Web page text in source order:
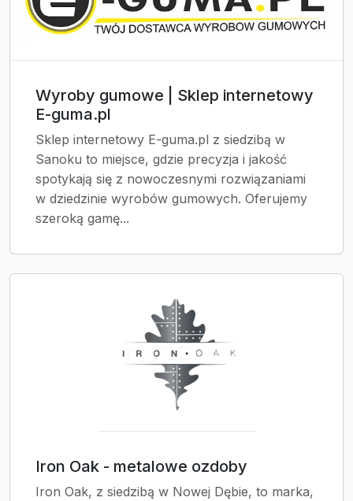
Wyroby gumowe | Sklep internetowy
E-guma.pl
Sklep internetowy E-guma.pl z siedzibą w
Sanoku to miejsce, gdzie precyzja i jakość
spotykają się z nowoczesnymi rozwiązaniami
w dziedzinie wyrobów gumowych. Oferujemy
szeroką gamę...
Iron Oak - metalowe ozdoby
Iron Oak, z siedzibą w Nowej Dębie, to marka,